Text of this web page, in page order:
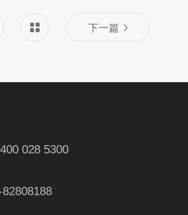
下一篇
028 5300